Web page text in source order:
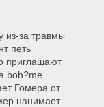
злодея
разума
из-за травмы
петь
приглашают
boh?me.
Гомера от
нанимает